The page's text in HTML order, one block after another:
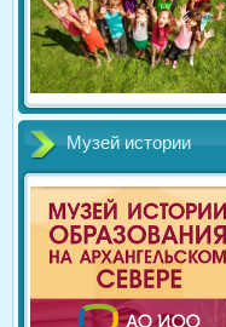
Музей истории